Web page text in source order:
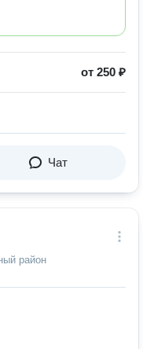
от 250 ₽
Чат
район